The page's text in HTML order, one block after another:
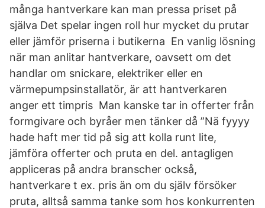
många hantverkare kan man pressa priset på
själva Det spelar ingen roll hur mycket du prutar
eller jämför priserna i butikerna En vanlig lösning
när man anlitar hantverkare, oavsett om det
handlar om snickare, elektriker eller en
värmepumpsinstallatör, är att hantverkaren
anger ett timpris Man kanske tar in offerter från
formgivare och byråer men tänker då ”Nä fyyyy
hade haft mer tid på sig att kolla runt lite,
jämföra offerter och pruta en del. antagligen
appliceras på andra branscher också,
hantverkare t ex. pris än om du själv försöker
pruta, alltså samma tanke som hos konkurrenten